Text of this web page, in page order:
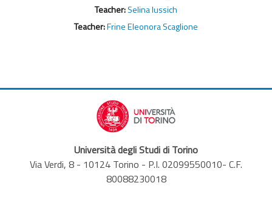
Teacher:Selina Iussich
Teacher:Frine Eleonora Scaglione
Università degli Studi di Torino
Via Verdi, 8 - 10124 Torino - P.I. 02099550010- C.F.
80088230018